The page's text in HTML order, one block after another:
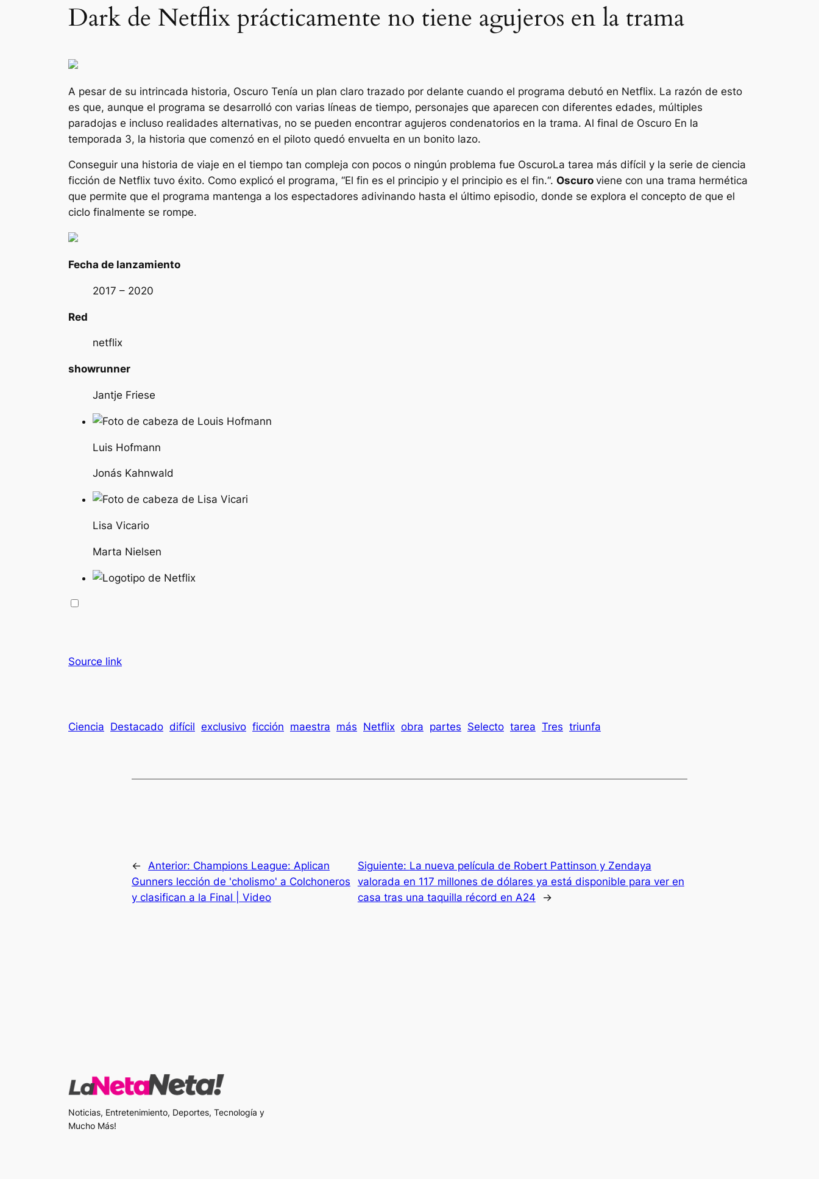
Dark de Netflix prácticamente no tiene agujeros en la trama
A pesar de su intrincada historia, Oscuro Tenía un plan claro trazado por delante cuando el programa debutó en Netflix. La razón de esto
es que, aunque el programa se desarrolló con varias líneas de tiempo, personajes que aparecen con diferentes edades, múltiples
paradojas e incluso realidades alternativas, no se pueden encontrar agujeros condenatorios en la trama. Al final de Oscuro En la
temporada 3, la historia que comenzó en el piloto quedó envuelta en un bonito lazo.
Conseguir una historia de viaje en el tiempo tan compleja con pocos o ningún problema fue OscuroLa tarea más difícil y la serie de ciencia
ficción de Netflix tuvo éxito. Como explicó el programa, “El fin es el principio y el principio es el fin.“. Oscuro viene con una trama hermética
que permite que el programa mantenga a los espectadores adivinando hasta el último episodio, donde se explora el concepto de que el
ciclo finalmente se rompe.
Fecha de lanzamiento
2017 – 2020
Red
netflix
showrunner
Jantje Friese
Luis Hofmann
Jonás Kahnwald
Lisa Vicario
Marta Nielsen
Source link
Ciencia Destacado difícil exclusivo ficción maestra más Netflix obra partes Selecto tarea Tres triunfa
← Anterior: Champions League: Aplican
Gunners lección de 'cholismo' a Colchoneros
y clasifican a la Final | Video
Siguiente: La nueva película de Robert Pattinson y Zendaya
valorada en 117 millones de dólares ya está disponible para ver en
casa tras una taquilla récord en A24
→
Noticias, Entretenimiento, Deportes, Tecnología y
Mucho Más!